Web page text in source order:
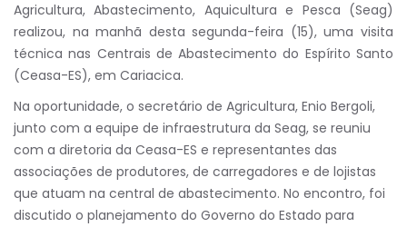
Agricultura, Abastecimento, Aquicultura e Pesca (Seag)
realizou, na manhã desta segunda-feira (15), uma visita
técnica nas Centrais de Abastecimento do Espírito Santo
(Ceasa-ES), em Cariacica.
Na oportunidade, o secretário de Agricultura, Enio Bergoli,
junto com a equipe de infraestrutura da Seag, se reuniu
com a diretoria da Ceasa-ES e representantes das
associações de produtores, de carregadores e de lojistas
que atuam na central de abastecimento. No encontro, foi
discutido o planejamento do Governo do Estado para